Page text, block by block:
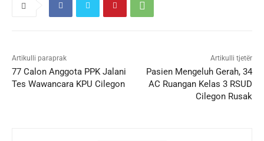
Artikulli paraprak
77 Calon Anggota PPK Jalani
Tes Wawancara KPU Cilegon
Artikulli tjetër
Pasien Mengeluh Gerah, 34
AC Ruangan Kelas 3 RSUD
Cilegon Rusak